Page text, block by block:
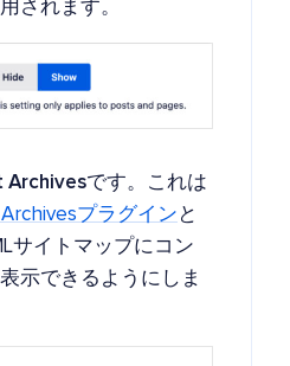
されます。
Archivesです。これは
プラグイン と
サイトマップにコン
示できるようにしま